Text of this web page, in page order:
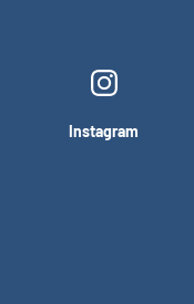
Instagram